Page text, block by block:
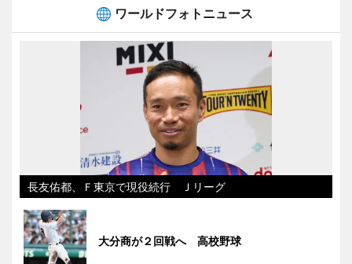
ワールドフォトニュース
長友佑都、Ｆ東京で現役続行 Ｊリーグ
大分商が２回戦へ 高校野球